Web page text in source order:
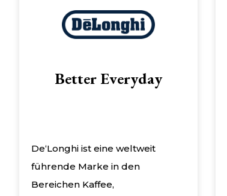
Better Everyday
De‘Longhi ist eine weltweit
führende Marke in den
Bereichen Kaffee,